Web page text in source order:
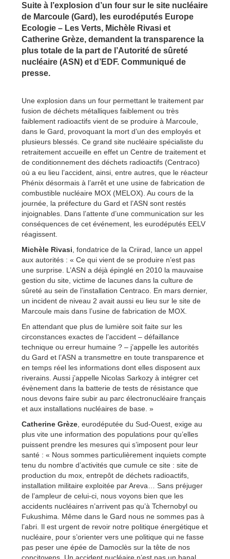
Suite à l’explosion d’un four sur le site nucléaire
de Marcoule (Gard), les eurodéputés Europe
Ecologie – Les Verts, Michèle Rivasi et
Catherine Grèze, demandent la transparence la
plus totale de la part de l’Autorité de sûreté
nucléaire (ASN) et d’EDF. Communiqué de
presse.
Une explosion dans un four permettant le traitement par
fusion de déchets métalliques faiblement ou très
faiblement radioactifs vient de se produire à Marcoule,
dans le Gard, provoquant la mort d’un des employés et
plusieurs blessés. Ce grand site nucléaire spécialiste du
retraitement accueille en effet un Centre de traitement et
de conditionnement des déchets radioactifs (Centraco)
où a eu lieu l’accident, ainsi, entre autres, que le réacteur
Phénix désormais à l’arrêt et une usine de fabrication de
combustible nucléaire MOX (MELOX). Au cours de la
journée, la préfecture du Gard et l’ASN sont restés
injoignables. Dans l’attente d’une communication sur les
conséquences de cet événement, les eurodéputés EELV
réagissent.
Michèle Rivasi , fondatrice de la Criirad, lance un appel
aux autorités : « Ce qui vient de se produire n’est pas
une surprise. L’ASN a déjà épinglé en 2010 la mauvaise
gestion du site, victime de lacunes dans la culture de
sûreté au sein de l’installation Centraco. En mars dernier,
un incident de niveau 2 avait aussi eu lieu sur le site de
Marcoule mais dans l’usine de fabrication de MOX.
En attendant que plus de lumière soit faite sur les
circonstances exactes de l’accident – défaillance
technique ou erreur humaine ? – j’appelle les autorités
du Gard et l’ASN a transmettre en toute transparence et
en temps réel les informations dont elles disposent aux
riverains. Aussi j’appelle Nicolas Sarkozy à intégrer cet
évènement dans la batterie de tests de résistance que
nous devons faire subir au parc électronucléaire français
et aux installations nucléaires de base. »
Catherine Grèze , eurodéputée du Sud-Ouest, exige au
plus vite une information des populations pour qu’elles
puissent prendre les mesures qui s’imposent pour leur
santé : « Nous sommes particulièrement inquiets compte
tenu du nombre d’activités que cumule ce site : site de
production du mox, entrepôt de déchets radioactifs,
installation militaire exploitée par Areva… Sans préjuger
de l’ampleur de celui-ci, nous voyons bien que les
accidents nucléaires n’arrivent pas qu’à Tchernobyl ou
Fukushima. Même dans le Gard nous ne sommes pas à
l’abri. Il est urgent de revoir notre politique énergétique et
nucléaire, pour s’orienter vers une politique qui ne fasse
pas peser une épée de Damoclès sur la tête de nos
concitoyens. Un accident nucléaire n’est pas un banal